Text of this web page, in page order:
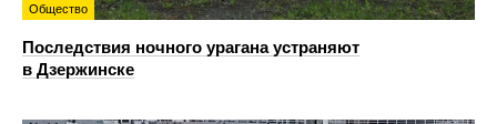
Общество
Последствия ночного урагана устраняют
в Дзержинске